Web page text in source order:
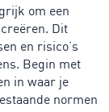
om een
Dit
en risico’s
Begin met
in waar je
normen